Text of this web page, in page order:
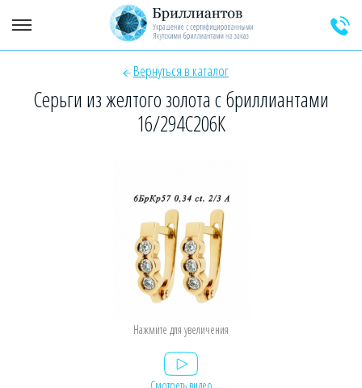
+7 (925) 589-64-91 Заказать звонок эксперта
Вернуться в каталог
Серьги из желтого золота с бриллиантами
16/294С206К